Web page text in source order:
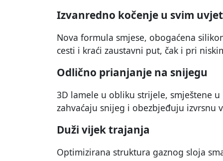
Izvanredno kočenje u svim
Nova formula smjese, obogaćena
cesti i kraći zaustavni put, čak i pri
Odlično prianjanje na snijegu
3D lamele u obliku strijele, smještene
zahvaćaju snijeg i obezbjeđuju izvrsnu
Duži vijek trajanja
Optimizirana struktura gaznog sloja